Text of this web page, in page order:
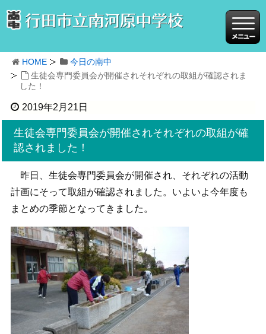
HOME
今日の南中
生徒会専門委員会が開催されそれぞれの取組が確認されま
した！
2019年2月21日
生徒会専門委員会が開催されそれぞれの取組が確
認されました！
昨日、生徒会専門委員会が開催され、それぞれの活動
計画にそって取組が確認されました。いよいよ今年度も
まとめの季節となってきました。